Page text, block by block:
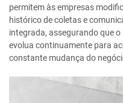
permitem às empresas
histórico de coletas e
integrada, assegurando que
evolua continuamente para
constante mudança do